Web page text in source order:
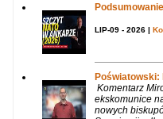
LIP-09 - 2026 |
Poświatowski:
Komentarz
ekskomunice
nowych